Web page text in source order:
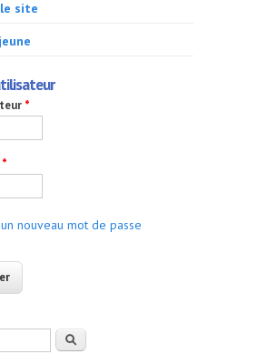
site
*
*
nouveau mot de passe
rechercheRechercher